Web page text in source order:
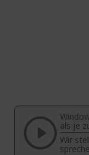
Bildgalerie
springen
als je
Wir